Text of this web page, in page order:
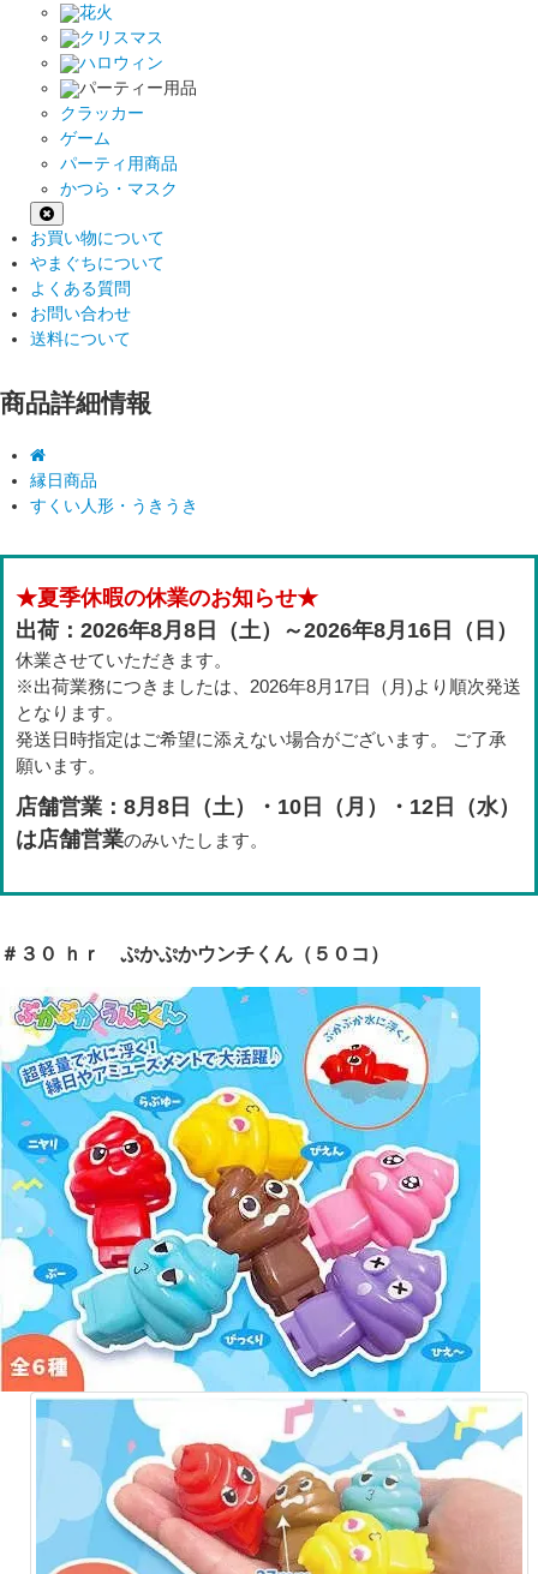
花火
クリスマス
ハロウィン
パーティー用品
クラッカー
ゲーム
パーティ用商品
かつら・マスク
お買い物について
やまぐちについて
よくある質問
お問い合わせ
送料について
商品詳細情報
縁日商品
すくい人形・うきうき
★夏季休暇の休業のお知らせ★
出荷：2026年8月8日（土）～2026年8月16日（日）
休業させていただきます。
※出荷業務につきましたは、2026年8月17日（月)より順次発送
となります。
発送日時指定はご希望に添えない場合がございます。 ご了承
願います。
店舗営業：8月8日（土）・10日（月）・12日（水）
は店舗営業のみいたします。
＃３０ ｈｒ ぷかぷかウンチくん（５０コ）